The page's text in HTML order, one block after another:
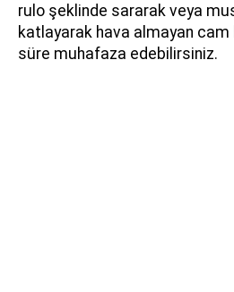
rulo şeklinde sararak veya
katlayarak hava almayan
süre muhafaza edebilirsiniz.